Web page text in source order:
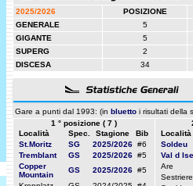
2025/2026
POSIZIONE
GENERALE
5
GIGANTE
5
SUPERG
2
DISCESA
34
Gare a punti dal 1993: (in bluetto i risultati della
1 ° posizione ( 7 )
Località
Spec. Stagione
Bib
St.Moritz
SG 2025/2026 #6
Tremblant
GS 2025/2026 #5
Copper
Mountain
GS 2025/2026 #5
Località
Soldeu
Val d
Are
Sestriere